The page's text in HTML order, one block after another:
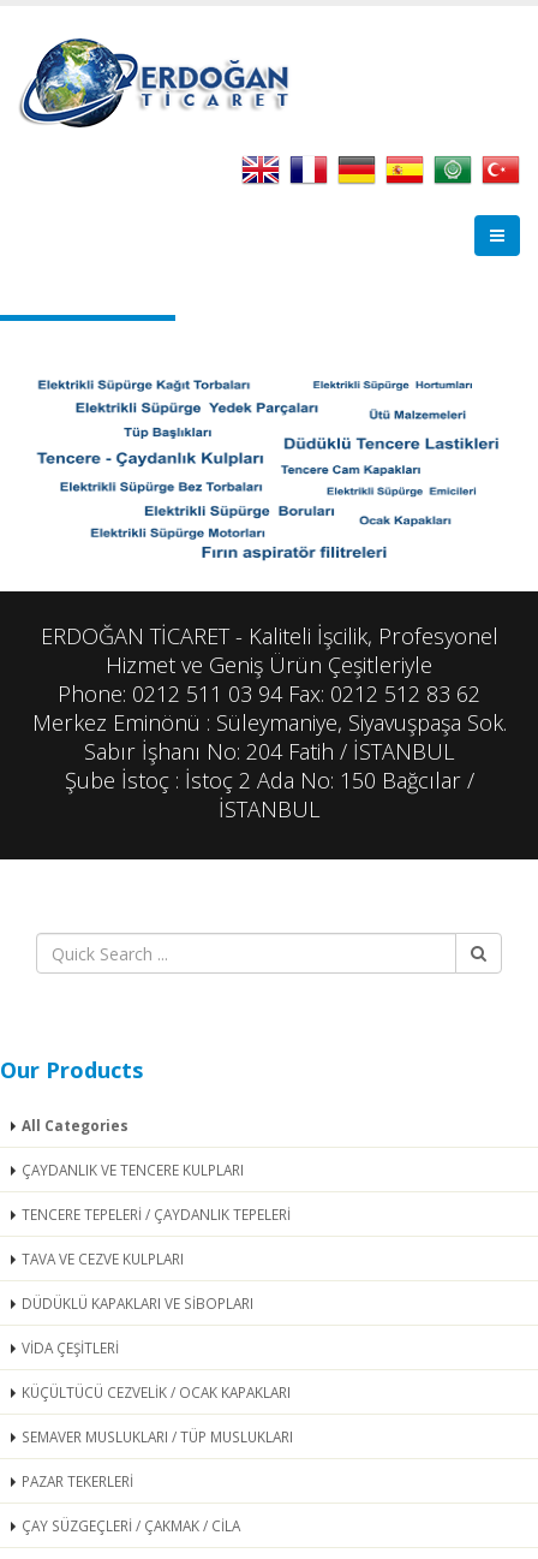
ERDOĞAN TİCARET - Kaliteli İşcilik, Profesyonel
Hizmet ve Geniş Ürün Çeşitleriyle
Phone: 0212 511 03 94 Fax: 0212 512 83 62
Merkez Eminönü : Süleymaniye, Siyavuşpaşa Sok.
Sabır İşhanı No: 204 Fatih / İSTANBUL
Şube İstoç : İstoç 2 Ada No: 150 Bağcılar /
İSTANBUL
Our Products
All Categories
ÇAYDANLIK VE TENCERE KULPLARI
TENCERE TEPELERİ / ÇAYDANLIK TEPELERİ
TAVA VE CEZVE KULPLARI
DÜDÜKLÜ KAPAKLARI VE SİBOPLARI
VİDA ÇEŞİTLERİ
KÜÇÜLTÜCÜ CEZVELİK / OCAK KAPAKLARI
SEMAVER MUSLUKLARI / TÜP MUSLUKLARI
PAZAR TEKERLERİ
ÇAY SÜZGEÇLERİ / ÇAKMAK / CİLA